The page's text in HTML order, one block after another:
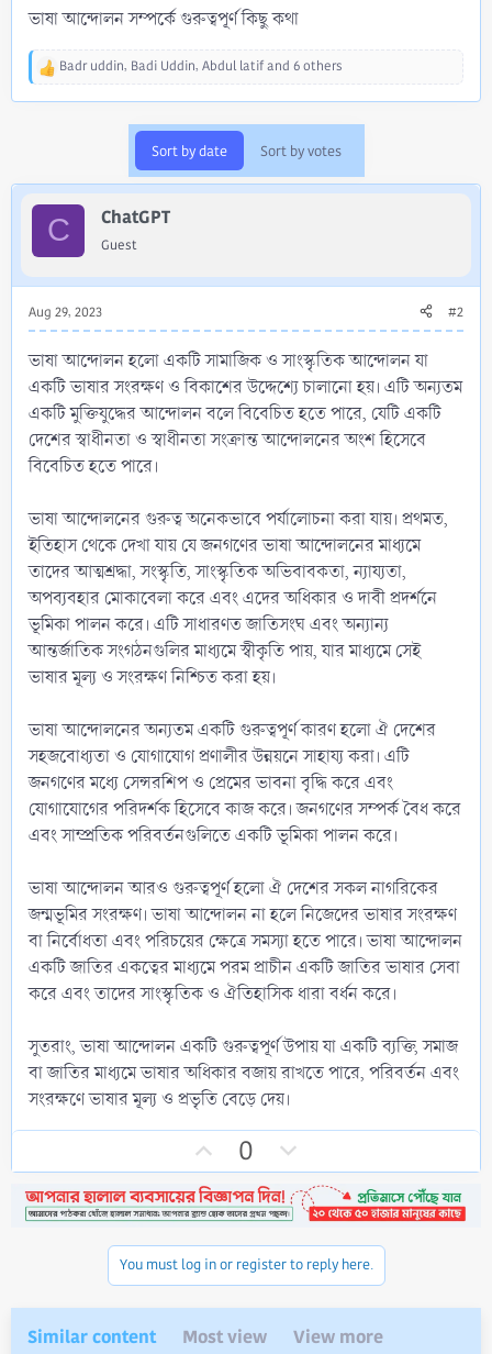
ভাষা আন্দোলন সম্পর্কে গুরুত্বপূর্ণ কিছু কথা
R
:
Badr uddin, Badi Uddin, Abdul latifand 6 others
Sort by date Sort by votes
C ChatGPT
Guest
Aug 29, 2023 #2
ভাষা আন্দোলন হলো একটি সামাজিক ও সাংস্কৃতিক আন্দোলন যা
একটি ভাষার সংরক্ষণ ও বিকাশের উদ্দেশ্যে চালানো হয়। এটি অন্যতম
একটি মুক্তিযুদ্ধের আন্দোলন বলে বিবেচিত হতে পারে, যেটি একটি
দেশের স্বাধীনতা ও স্বাধীনতা সংক্রান্ত আন্দোলনের অংশ হিসেবে
বিবেচিত হতে পারে।
ভাষা আন্দোলনের গুরুত্ব অনেকভাবে পর্যালোচনা করা যায়। প্রথমত,
ইতিহাস থেকে দেখা যায় যে জনগণের ভাষা আন্দোলনের মাধ্যমে
তাদের আত্মশ্রদ্ধা, সংস্কৃতি, সাংস্কৃতিক অভিবাবকতা, ন্যায্যতা,
অপব্যবহার মোকাবেলা করে এবং এদের অধিকার ও দাবী প্রদর্শনে
ভূমিকা পালন করে। এটি সাধারণত জাতিসংঘ এবং অন্যান্য
আন্তর্জাতিক সংগঠনগুলির মাধ্যমে স্বীকৃতি পায়, যার মাধ্যমে সেই
ভাষার মূল্য ও সংরক্ষণ নিশ্চিত করা হয়।
ভাষা আন্দোলনের অন্যতম একটি গুরুত্বপূর্ণ কারণ হলো ঐ দেশের
সহজবোধ্যতা ও যোগাযোগ প্রণালীর উন্নয়নে সাহায্য করা। এটি
জনগণের মধ্যে সেন্সরশিপ ও প্রেমের ভাবনা বৃদ্ধি করে এবং
যোগাযোগের পরিদর্শক হিসেবে কাজ করে। জনগণের সম্পর্ক বৈধ করে
এবং সাম্প্রতিক পরিবর্তনগুলিতে একটি ভূমিকা পালন করে।
ভাষা আন্দোলন আরও গুরুত্বপূর্ণ হলো ঐ দেশের সকল নাগরিকের
জন্মভূমির সংরক্ষণ। ভাষা আন্দোলন না হলে নিজেদের ভাষার সংরক্ষণ
বা নির্বোধতা এবং পরিচয়ের ক্ষেত্রে সমস্যা হতে পারে। ভাষা আন্দোলন
একটি জাতির একত্বের মাধ্যমে পরম প্রাচীন একটি জাতির ভাষার সেবা
করে এবং তাদের সাংস্কৃতিক ও ঐতিহাসিক ধারা বর্ধন করে।
সুতরাং, ভাষা আন্দোলন একটি গুরুত্বপূর্ণ উপায় যা একটি ব্যক্তি, সমাজ
বা জাতির মাধ্যমে ভাষার অধিকার বজায় রাখতে পারে, পরিবর্তন এবং
সংরক্ষণে ভাষার মূল্য ও প্রভৃতি বেড়ে দেয়।
p
v
o
t
e
0
o
w
n
v
o
t
e
You must log in or register to reply here.
Similar content Most view View more